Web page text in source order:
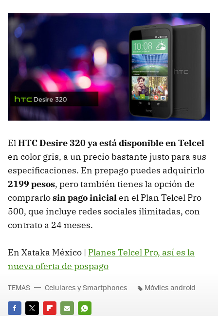
ElHTC Desire 320 ya está disponible en Telcel
en color gris, a un precio bastante justo para sus
especificaciones. En prepago puedes adquirirlo
2199 pesos, pero también tienes la opción de
comprarlosin pago inicialen el Plan Telcel Pro
500, que incluye redes sociales ilimitadas, con
contrato a 24 meses.
En Xataka México | Planes Telcel Pro, así es la
nueva oferta de pospago
TEMAS Celulares y Smartphones Móviles android